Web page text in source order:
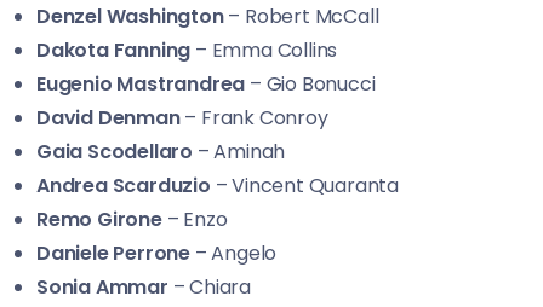
Denzel Washington– Robert McCall
Dakota Fanning – Emma Collins
Eugenio Mastrandrea – Gio Bonucci
David Denman– Frank Conroy
Gaia Scodellaro – Aminah
Andrea Scarduzio – Vincent Quaranta
Remo Girone– Enzo
Daniele Perrone – Angelo
Sonia Ammar – Chiara